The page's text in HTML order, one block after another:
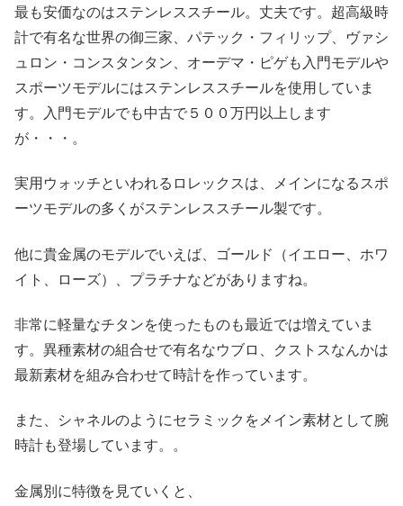
最も安価なのはステンレススチール。丈夫です。超高級時
計で有名な世界の御三家、パテック・フィリップ、ヴァシ
ュロン・コンスタンタン、オーデマ・ピゲも入門モデルや
スポーツモデルにはステンレススチールを使用していま
す。入門モデルでも中古で５００万円以上します
が・・・。
実用ウォッチといわれるロレックスは、メインになるスポ
ーツモデルの多くがステンレススチール製です。
他に貴金属のモデルでいえば、ゴールド（イエロー、ホワ
イト、ローズ）、プラチナなどがありますね。
非常に軽量なチタンを使ったものも最近では増えていま
す。異種素材の組合せで有名なウブロ、クストスなんかは
最新素材を組み合わせて時計を作っています。
また、シャネルのようにセラミックをメイン素材として腕
時計も登場しています。。
金属別に特徴を見ていくと、